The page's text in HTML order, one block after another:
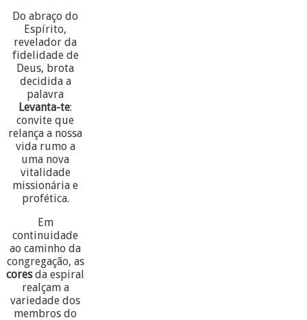
Do abraço do
Espírito,
revelador da
fidelidade de
Deus, brota
decidida a
palavra
Levanta-te:
convite que
relança a nossa
vida rumo a
uma nova
vitalidade
missionária e
profética.
Em
continuidade
ao caminho da
congregação, as
coresda espiral
realçam a
variedade dos
membros do